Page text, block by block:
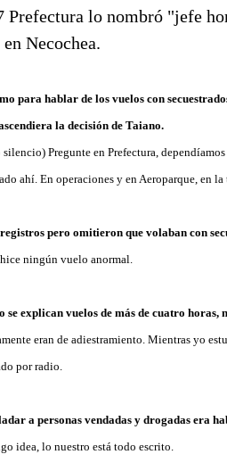
Prefectura lo nombró "jefe
Necochea.
para hablar de los vuelos con
la decisión de Taiano.
Pregunte en Prefectura,
ahí. En operaciones y en Aeroparque, en la
pero omitieron que volaban con
ningún vuelo anormal.
se explican vuelos de más de cuatro
eran de adiestramiento. Mientras yo
por radio.
a personas vendadas y drogadas era
idea, lo nuestro está todo escrito.